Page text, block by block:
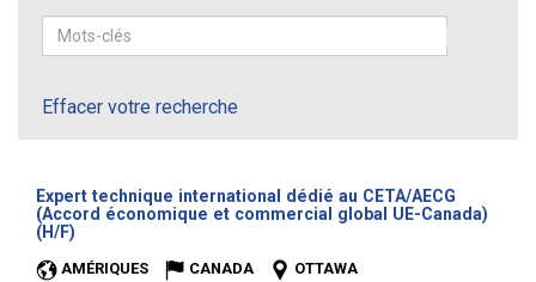
Effacer votre recherche
Expert technique international dédié au CETA/AECG
(Accord économique et commercial global UE-Canada)
(H/F)
AMÉRIQUES CANADA
OTTAWA